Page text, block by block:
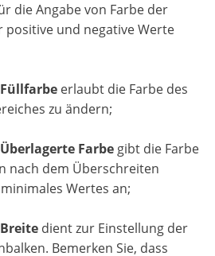
die Angabe von Farbe der
positive und negative Werte
Füllfarbe erlaubt die Farbe des
zu ändern;
Überlagerte Farbe gibt die Farbe
nach dem Überschreiten
Wertes an;
Breite dient zur Einstellung der
Bemerken Sie, dass